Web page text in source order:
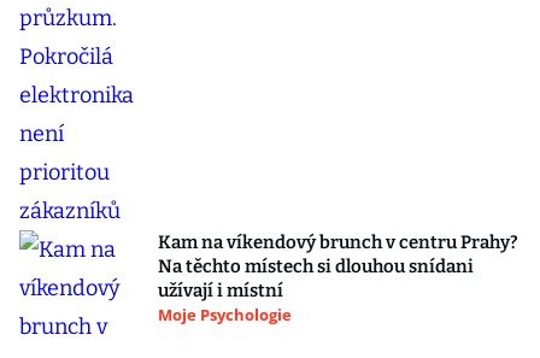
Kam na víkendový brunch v centru Prahy?
Na těchto místech si dlouhou snídani
užívají i místní
Moje Psychologie